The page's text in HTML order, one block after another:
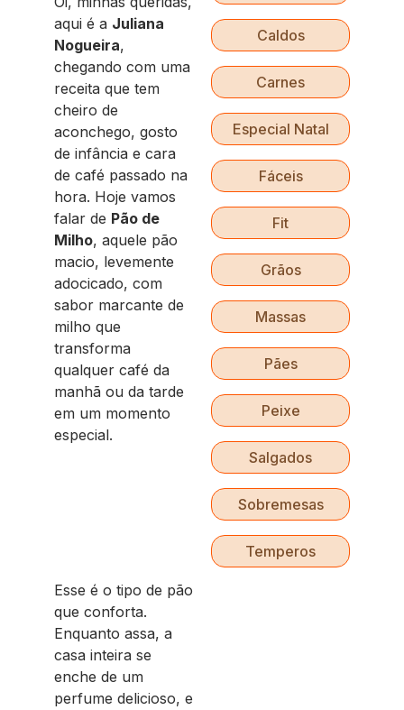
aqui é a Juliana
Nogueira,
chegando com uma
receita que tem
cheiro de
aconchego, gosto
de infância e cara
de café passado na
hora. Hoje vamos
falar de Pão de
Milho, aquele pão
macio, levemente
adocicado, com
sabor marcante de
milho que
transforma
qualquer café da
manhã ou da tarde
em um momento
especial.
Esse é o tipo de pão
que conforta.
Enquanto assa, a
casa inteira se
enche de um
perfume delicioso, e
Caldos
Carnes
Especial Natal
Fáceis
Fit
Grãos
Massas
Pães
Peixe
Salgados
Sobremesas
Temperos